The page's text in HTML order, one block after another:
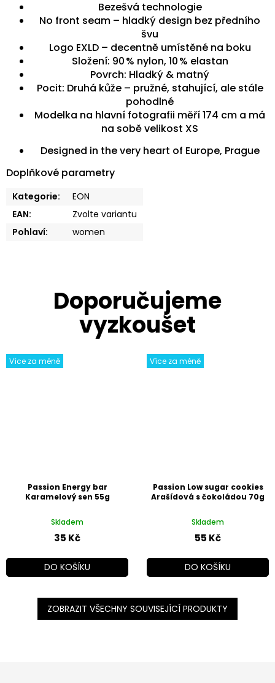
Více za méně
Passion Energy bar
Karamelový sen 55g
Skladem
35 Kč
DO KOŠÍKU
Více za méně
Passion Low sugar cookies
Arašídová s čokoládou 70g
Skladem
55 Kč
DO KOŠÍKU
ZOBRAZIT VŠECHNY SOUVISEJÍCÍ PRODUKTY
Bezešvá technologie
No front seam – hladký design bez předního
švu
Logo EXLD – decentně umístěné na boku
Složení: 90 % nylon, 10 % elastan
Povrch: Hladký & matný
Pocit: Druhá kůže – pružné, stahující, ale stále
pohodlné
Modelka na hlavní fotografii měří 174 cm a má
na sobě velikost XS
Designed in the very heart of Europe, Prague
Doplňkové parametry
Kategorie:
EON
EAN:
Zvolte variantu
Pohlaví: women